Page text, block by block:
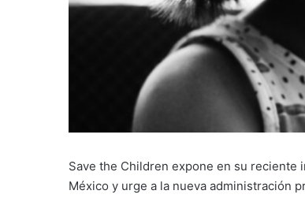
Save the Children expone en su reciente
México y urge a la nueva administración